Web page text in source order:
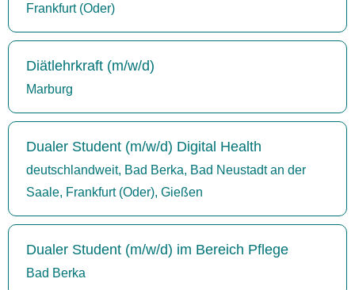
Frankfurt (Oder)
Diätlehrkraft (m/w/d)
Marburg
Dualer Student (m/w/d) Digital Health
deutschlandweit, Bad Berka, Bad Neustadt an der
Saale, Frankfurt (Oder), Gießen
Dualer Student (m/w/d) im Bereich Pflege
Bad Berka